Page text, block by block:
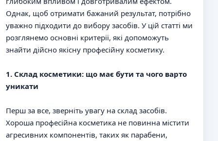
Однак, щоб отримати бажаний результат, потрібно
уважно підходити до вибору засобів. У цій статті ми
розглянемо основні критерії, які допоможуть
знайти дійсно якісну професійну косметику.
1. Склад косметики: що має бути та чого варто
уникати
Перш за все, зверніть увагу на склад засобів.
Хороша професійна косметика не повинна містити
агресивних компонентів, таких як парабени,